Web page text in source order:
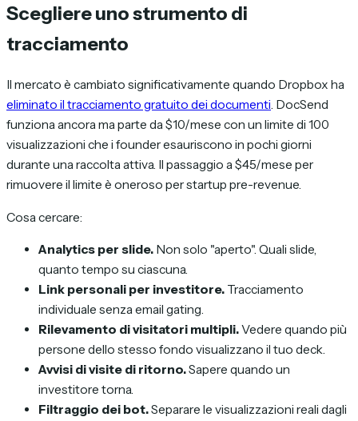
Scegliere uno strumento di
tracciamento
Il mercato è cambiato significativamente quando Dropbox ha
eliminato il tracciamento gratuito dei documenti. DocSend
funziona ancora ma parte da $10/mese con un limite di 100
visualizzazioni che i founder esauriscono in pochi giorni
durante una raccolta attiva. Il passaggio a $45/mese per
rimuovere il limite è oneroso per startup pre-revenue.
Cosa cercare:
Analytics per slide. Non solo "aperto". Quali slide,
quanto tempo su ciascuna.
Link personali per investitore. Tracciamento
individuale senza email gating.
Rilevamento di visitatori multipli.Vedere quando più
persone dello stesso fondo visualizzano il tuo deck.
Avvisi di visite di ritorno.Sapere quando un
investitore torna.
Filtraggio dei bot.Separare le visualizzazioni reali dagli